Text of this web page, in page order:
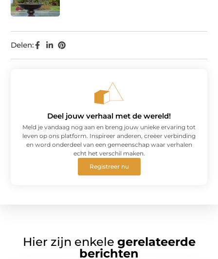
Delen:
Deel jouw verhaal met de wereld!
Meld je vandaag nog aan en breng jouw unieke ervaring tot
leven op ons platform. Inspireer anderen, creëer verbinding
en word onderdeel van een gemeenschap waar verhalen
echt het verschil maken.
Registreer nu
Hier zijn enkele gerelateerde
berichten